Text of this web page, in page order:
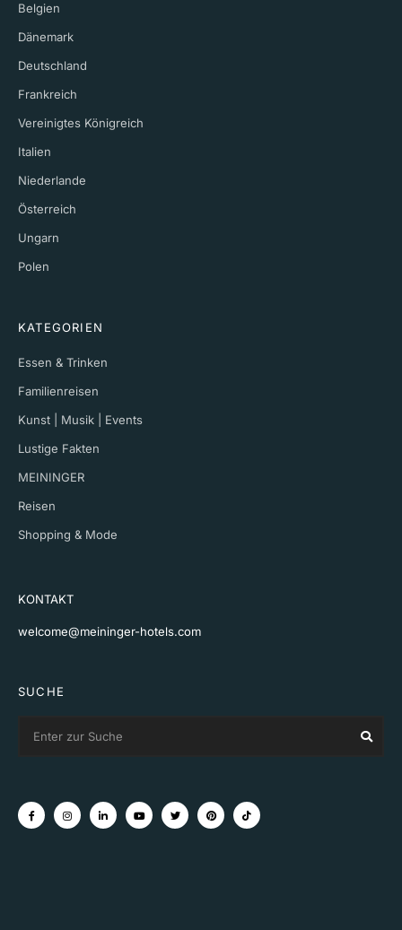
Belgien
Dänemark
Deutschland
Frankreich
Vereinigtes Königreich
Italien
Niederlande
Österreich
Ungarn
Polen
KATEGORIEN
Essen & Trinken
Familienreisen
Kunst | Musik | Events
Lustige Fakten
MEININGER
Reisen
Shopping & Mode
KONTAKT
welcome@meininger-hotels.com
SUCHE
for: